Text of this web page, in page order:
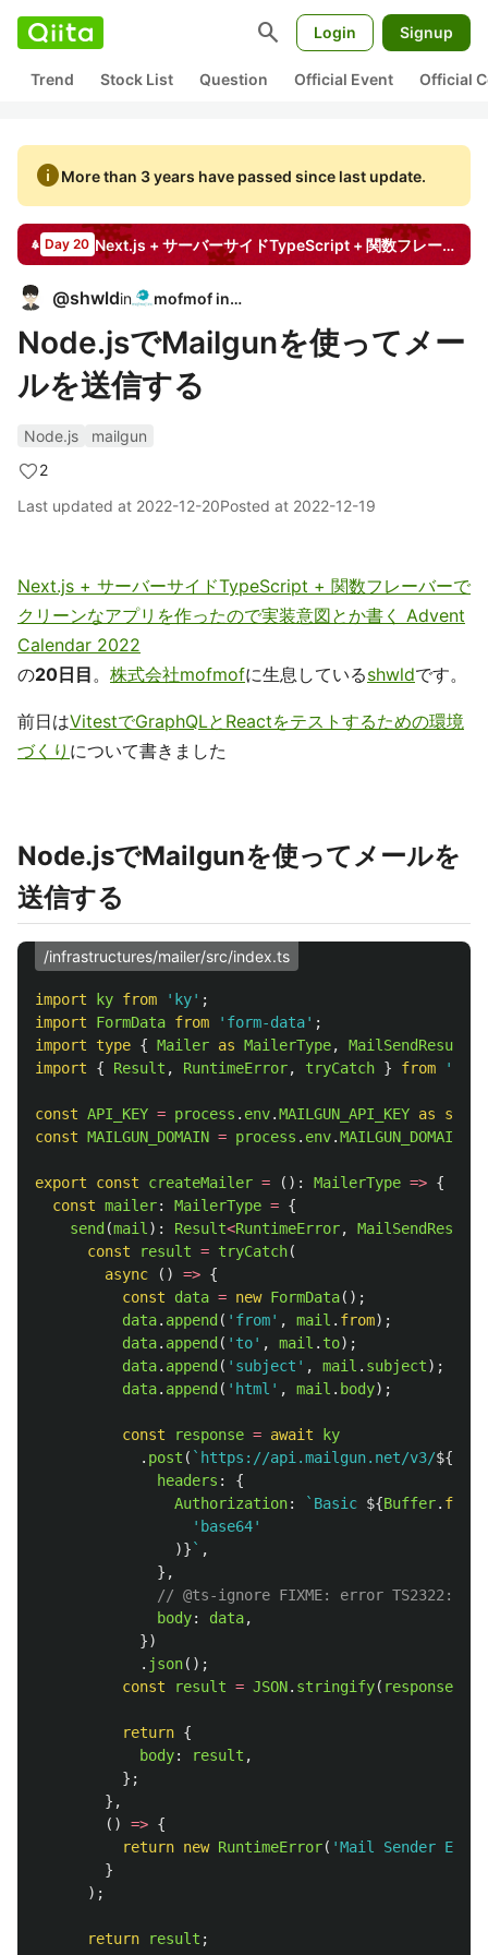
search Login Signup
Trend Stock List Question Official Event Official
infoMore than 3 years have passed since last update.
Day 20 Next.js + サーバーサイドTypeScript + 関数フレーバーでクリーンなアプリを作ったので実装意図とか書く
@shwldin mofmof inc.
Node.jsでMailgunを使ってメー
ルを送信する
Node.js
mailgun
2
Last updated at 2022-12-20Posted at 2022-12-19
Next.js + サーバーサイドTypeScript + 関数フレーバーで
クリーンなアプリを作ったので実装意図とか書く Advent
Calendar 2022
の20日目。 株式会社mofmofに生息しているshwldです。
前日はVitestでGraphQLとReactをテストするための環境
づくり について書きました
Node.jsでMailgunを使ってメールを
送信する
/infrastructures/mailer/src/index.ts
import ky from ' ky' ;
import
FormData from ' form-data' ;
import
type { Mailer as MailerType, MailSendResult
import
{ Result , RuntimeError, tryCatch } from '
const API_KEY = process . env.MAILGUN_API_KEY as
const MAILGUN_DOMAIN = process . env.MAILGUN_DOMAIN
export const createMailer = (): MailerType => {
const mailer: MailerType = {
send (mail ): Result<RuntimeError, MailSendResult
const
result = tryCatch(
async
() => {
const
data = new FormData();
data. append ( ' from' , mail . from);
data. append ( ' to' , mail . to);
data. append ( ' subject ' , mail . subject);
data. append ( ' html ' , mail . body);
const response = await
ky
. post ( `https://api.mailgun.net/v3/${
headers :
{
Authorization: `Basic ${Buffer. from
' base64'
)} ` ,
},
// @ts-ignore FIXME: error TS2322:
body: data,
})
. json();
const
result = JSON. stringify( response
return {
body: result ,
};
},
()
=> {
return new RuntimeError( 'Mail Sender Error
}
);
return result ;